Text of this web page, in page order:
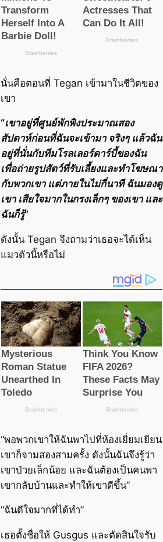
นั่นคือตอนที่ Tegan เข้ามาในชีวิตของ
เขา
“เขาอยู่ที่ศูนย์พักพิงประมาณสอง
สัปดาห์ก่อนที่ฉันจะเข้ามา จริงๆ แล้วฉัน
อยู่ที่นั่นกับทีมโรลเลอร์ดาร์บี้ของฉัน
เพื่อถ่ายรูปสัตว์ที่รับเลี้ยงและทำโฆษณา
กับพวกเขา แต่ภายในไม่กี่นาที ฉันมองดู
เขา เสียใจมากในกรงเล็กๆ ของเขา และ
ฉันก็รู้”
ดังนั้น Tegan จึงถามว่าเธอจะได้เห็น
แมวตัวนี้หรือไม่
“พอพวกเขาให้ฉันพาไปที่ห้องเยี่ยมเยียน
เขาก็จามสองสามครั้ง ดังนั้นฉันจึงรู้ว่า
เขาป่วยเล็กน้อย และฉันต้องเป็นคนพา
เขากลับบ้านและทำให้เขาดีขึ้น”
“ฉันดีใจมากที่ได้ทำ”
เธอตั้งชื่อให้ Gusgus และตัดสินใจรับ